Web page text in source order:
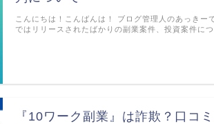
こんにちは！こんばんは！ ブログ管理人のあっきー
ではリリースされたばかりの副業案件、投資案件に
『10ワーク副業』は詐欺？口コ